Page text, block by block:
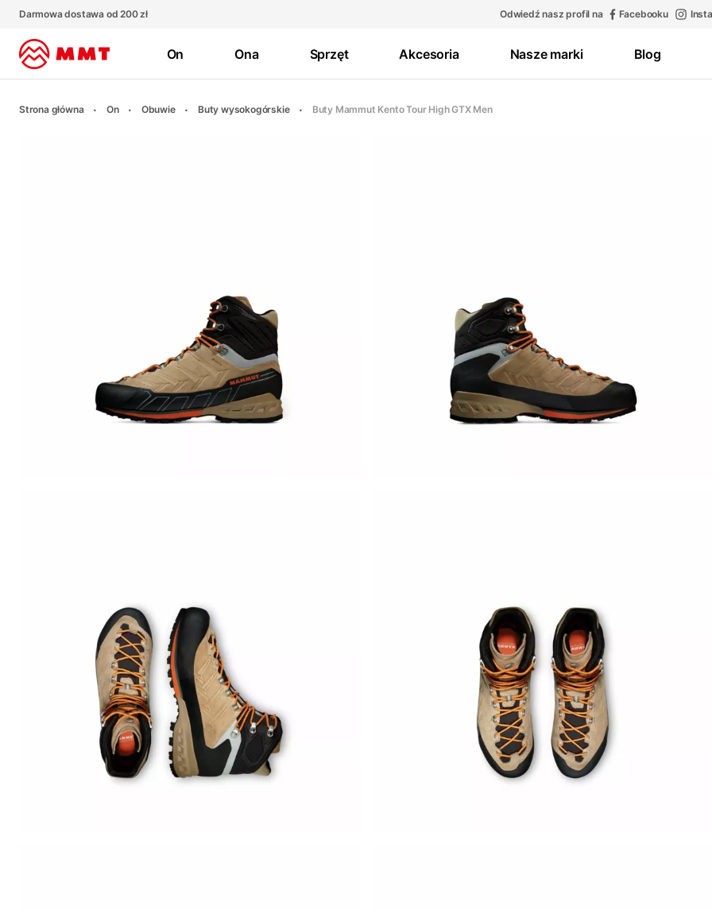
Darmowa dostawa od 200 zł Odwiedź nasz profil na Facebooku
On Ona Sprzęt Akcesoria Nasze marki Blog
Strona główna On Obuwie Buty wysokogórskie Buty Mammut Kento Tour High GTX Men